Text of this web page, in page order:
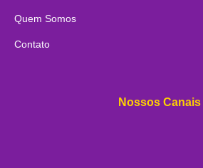
Quem Somos
Contato
Nossos Canais